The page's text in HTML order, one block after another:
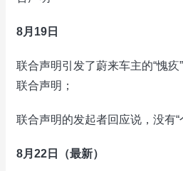
8月19日
联合声明引发了蔚来车主的“愧疚
联合声明；
联合声明的发起者回应说，没有“
8月22日（最新）